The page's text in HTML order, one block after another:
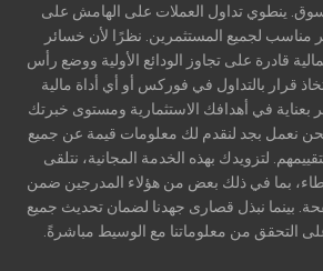
ينطوي تداول العملات على الهامش على
مناسب لجميع المستثمرين. نظرًا لأن خسائر
قادرة على تجاوز الودائع الأولية ووضع رأس
قرار بالتداول في فوركس أو أي أداة مالية
بعناية في أهدافك الاستثمارية ومستوى خبرتك
نعمل بجد لنقدم لك معلومات قيمة عن جميع
لتزويدك بهذه الخدمة المجانية، نتلقى
بما في ذلك بعض من هؤلاء المدرجين ضمن
بينما نبذل قصارى جهدنا لضمان تحديث جميع
على التحقق من معلوماتنا مع الوسيط مباشرةً.